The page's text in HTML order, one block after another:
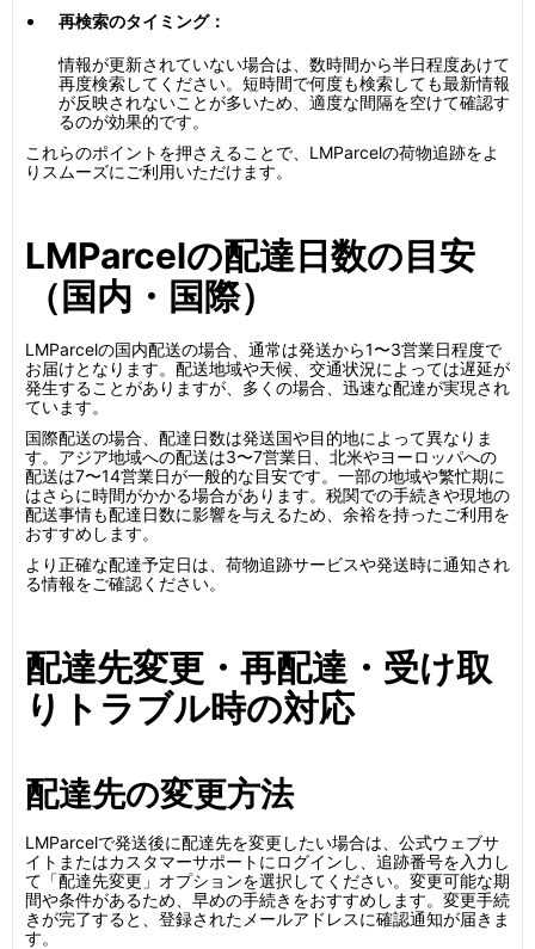
再検索のタイミング：
情報が更新されていない場合は、数時間から半日程度あけて
再度検索してください。短時間で何度も検索しても最新情報
が反映されないことが多いため、適度な間隔を空けて確認す
るのが効果的です。
これらのポイントを押さえることで、LMParcelの荷物追跡をよ
りスムーズにご利用いただけます。
LMParcelの配達日数の目安
（国内・国際）
LMParcelの国内配送の場合、通常は発送から1〜3営業日程度で
お届けとなります。配送地域や天候、交通状況によっては遅延が
発生することがありますが、多くの場合、迅速な配達が実現され
ています。
国際配送の場合、配達日数は発送国や目的地によって異なりま
す。アジア地域への配送は3〜7営業日、北米やヨーロッパへの
配送は7〜14営業日が一般的な目安です。一部の地域や繁忙期に
はさらに時間がかかる場合があります。税関での手続きや現地の
配送事情も配達日数に影響を与えるため、余裕を持ったご利用を
おすすめします。
より正確な配達予定日は、荷物追跡サービスや発送時に通知され
る情報をご確認ください。
配達先変更・再配達・受け取
りトラブル時の対応
配達先の変更方法
LMParcelで発送後に配達先を変更したい場合は、公式ウェブサ
イトまたはカスタマーサポートにログインし、追跡番号を入力し
て「配達先変更」オプションを選択してください。変更可能な期
間や条件があるため、早めの手続きをおすすめします。変更手続
きが完了すると、登録されたメールアドレスに確認通知が届きま
す。